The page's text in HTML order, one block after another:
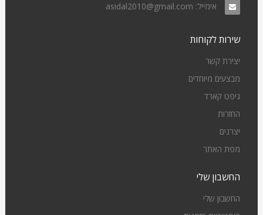
אימייל: asidal2010@gmail.com
שירות לקוחות
יצירת קשר
מבצעים מיוחדים
גיפט קארד
החזרות
יצרנים
מפת האתר
החשבון שלי
החשבון שלי